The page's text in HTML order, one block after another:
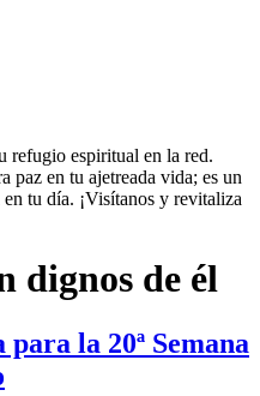
refugio espiritual en la red.
paz en tu ajetreada vida; es un
tu día. ¡Visítanos y revitaliza
dignos de él
la 20ª Semana